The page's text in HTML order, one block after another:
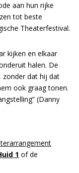
aan hun rijke
tot beste
Theaterfestival.
kijken en elkaar
halen. De
zonder dat hij dat
ook graag tonen.
(Danny
1 of de